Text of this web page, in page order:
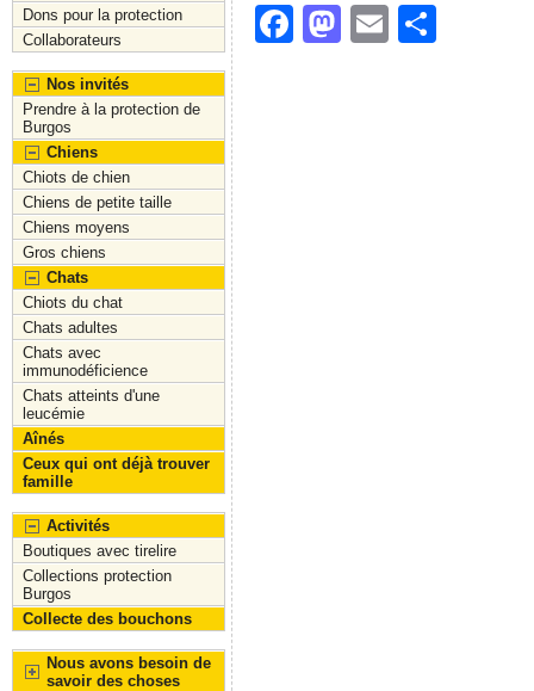
Dons pour la protection
Collaborateurs
Nos invités
Prendre à la protection de
Burgos
Chiens
Chiots de chien
Chiens de petite taille
Chiens moyens
Gros chiens
Chats
Chiots du chat
Chats adultes
Chats avec
immunodéficience
Chats atteints d'une
leucémie
Aînés
Ceux qui ont déjà trouver
famille
Activités
Boutiques avec tirelire
Collections protection
Burgos
Collecte des bouchons
Nous avons besoin de
savoir des choses
F
M
E